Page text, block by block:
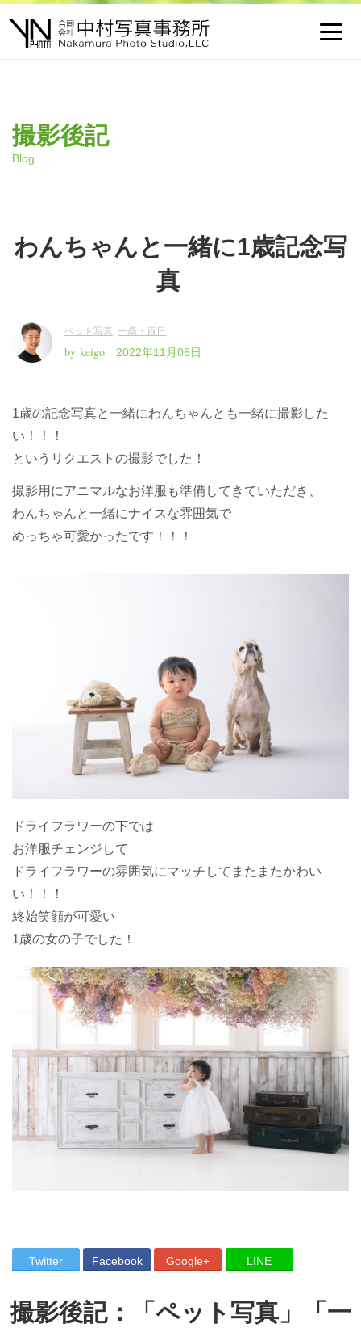
撮影後記
Blog
わんちゃんと一緒に1歳記念写
真
ペット写真, 一歳・百日
by keigo 2022年11月06日
1歳の記念写真と一緒にわんちゃんとも一緒に撮影した
い！！！
というリクエストの撮影でした！
撮影用にアニマルなお洋服も準備してきていただき、
わんちゃんと一緒にナイスな雰囲気で
めっちゃ可愛かったです！！！
ドライフラワーの下では
お洋服チェンジして
ドライフラワーの雰囲気にマッチしてまたまたかわい
い！！！
終始笑顔が可愛い
1歳の女の子でした！
Twitter Facebook Google+ LINE
撮影後記：「 ペット写真」「 一